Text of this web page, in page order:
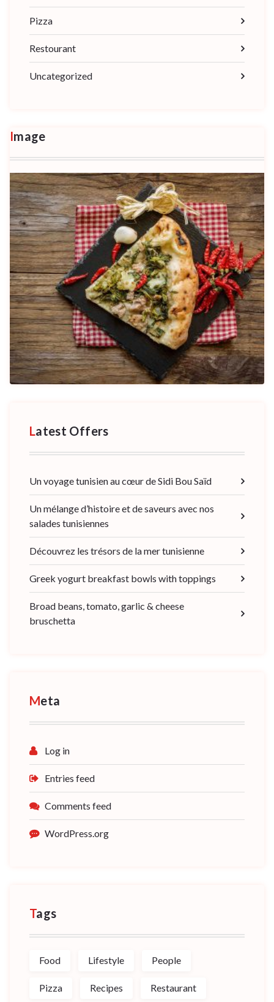
Pizza
Restourant
Uncategorized
Image
Latest Offers
Un voyage tunisien au cœur de Sidi Bou Saïd
Un mélange d’histoire et de saveurs avec nos
salades tunisiennes
Découvrez les trésors de la mer tunisienne
Greek yogurt breakfast bowls with toppings
Broad beans, tomato, garlic & cheese
bruschetta
Meta
Log in
Entries feed
Comments feed
WordPress.org
Tags
Food Lifestyle People
Pizza Recipes Restaurant